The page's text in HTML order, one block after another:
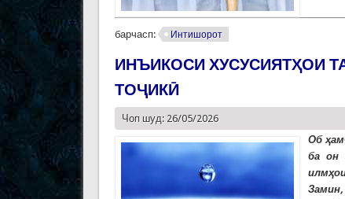
барчасп: Интишорот
ИНЪИКОСИ ХУСУСИЯТҲОИ
ТОҶИКӢ
Чоп шуд: 26/05/2026
Об
ба он